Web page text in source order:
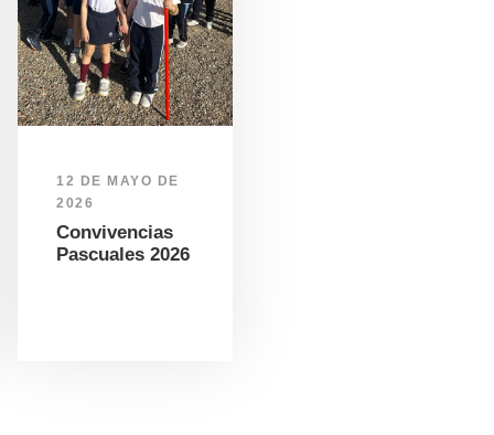
12 DE MAYO DE
2026
Convivencias
Pascuales 2026